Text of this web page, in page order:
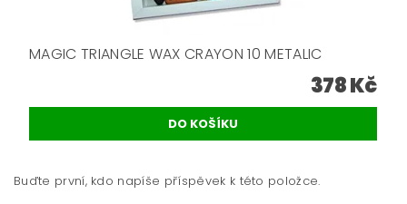
MAGIC TRIANGLE WAX CRAYON 10 METALIC
378 Kč
Buďte první, kdo napíše příspěvek k této položce.